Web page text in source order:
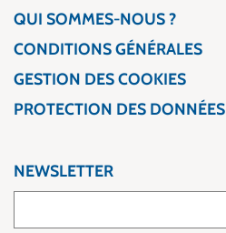
QUI SOMMES-NOUS ?
CONDITIONS GÉNÉRALES
GESTION DES COOKIES
PROTECTION DES DONNÉES
NEWSLETTER